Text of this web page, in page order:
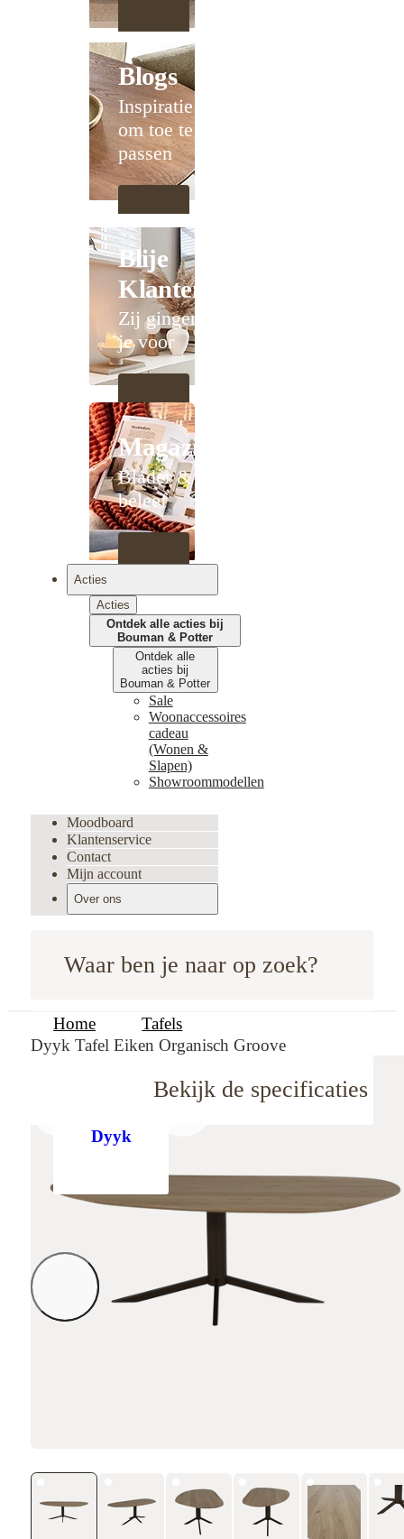
Waar ben je naar op zoek?
Blogs
Inspiratie
om toe te
passen
Blije
Klanten
Zij gingen
je voor
Magazines
Blader &
beleef
Acties
Acties
Ontdek alle acties bij
Bouman & Potter
Ontdek alle
acties bij
Bouman & Potter
Sale
Woonaccessoires
cadeau
(Wonen &
Slapen)
Showroommodellen
Moodboard
Klantenservice
Contact
Mijn account
Over ons
Home
Tafels
Dyyk Tafel Eiken Organisch Groove
Dyyk
Bekijk de specificaties